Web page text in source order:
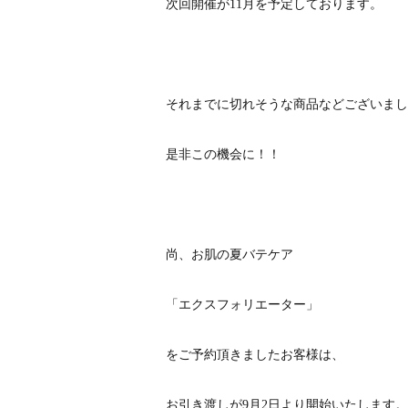
次回開催が11月を予定しております。
それまでに切れそうな商品などございま
是非この機会に！！
尚、お肌の夏バテケア
「エクスフォリエーター」
をご予約頂きましたお客様は、
お引き渡しが9月2日より開始いたします。